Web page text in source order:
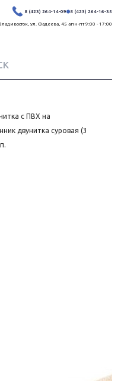
8 (423) 264-14-09 8 (423) 264-16-35
ул. Фадеева, 45 апн-пт 9:00 - 17:00
с ПВХ на
двунитка суровая (3